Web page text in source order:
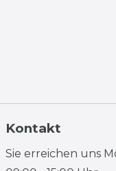
Kontakt
Sie erreichen uns